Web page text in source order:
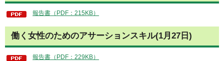
報告書（PDF：215KB）
働く女性のためのアサーションスキル(1月27日)
報告書（PDF：229KB）